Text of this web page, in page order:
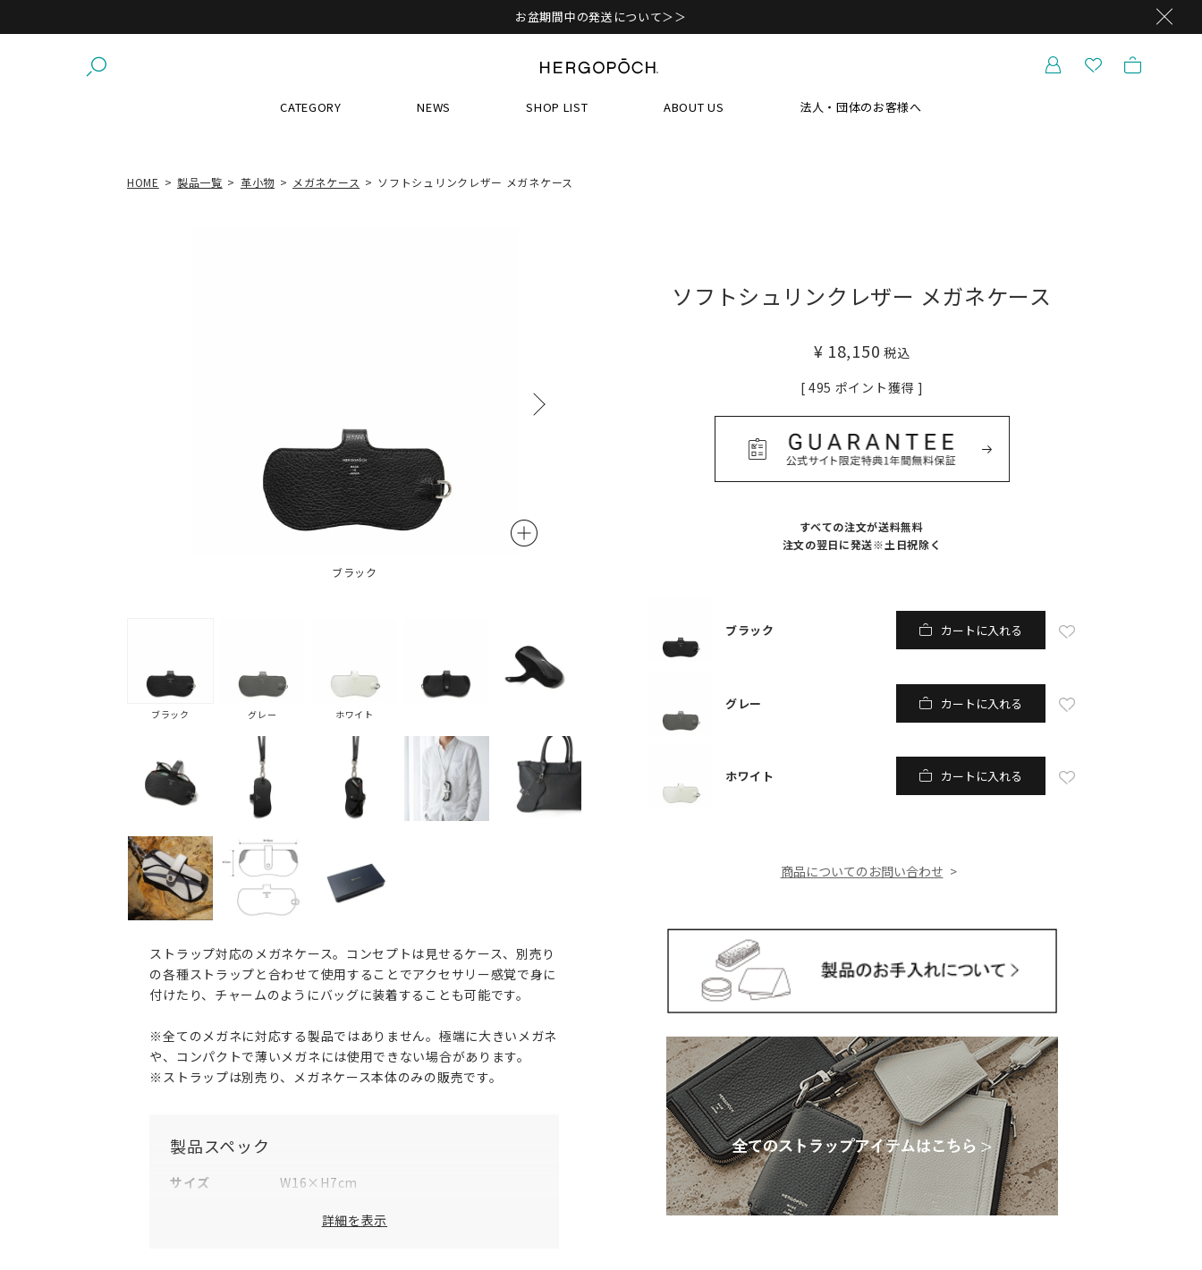
お盆期間中の発送について＞＞
CATEGORY NEWS SHOP LIST ABOUT US 法人・団体のお客様へ
HOME 製品一覧 革小物 メガネケース ソフトシュリンクレザー メガネケース
ブラック
ブラック グレー ホワイト
ストラップ対応のメガネケース。コンセプトは見せるケース、別売り
の各種ストラップと合わせて使用することでアクセサリー感覚で身に
付けたり、チャームのようにバッグに装着することも可能です。
※全てのメガネに対応する製品ではありません。極端に大きいメガネ
や、コンパクトで薄いメガネには使用できない場合があります。
※ストラップは別売り、メガネケース本体のみの販売です。
製品スペック
サイズ
W16×H7cm
表地：牛革詳細を表示
ソフトシュリンクレザー メガネケース
¥ 18,150 税込
[ 495 ポイント獲得 ]
すべての注文が送料無料
注文の翌日に発送※土日祝除く
ブラック カートに入れる
グレー カートに入れる
ホワイト カートに入れる
商品についてのお問い合わせ